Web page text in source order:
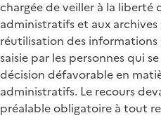
chargée de veiller à la liberté
administratifs et aux
réutilisation des
saisie par les personnes qui
décision défavorable en
administratifs. Le recours
préalable obligatoire à tout